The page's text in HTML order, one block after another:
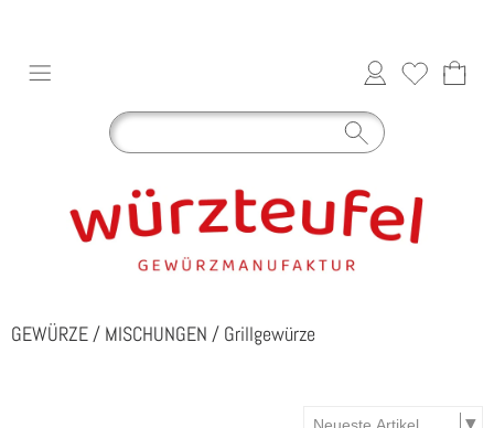
GEWÜRZE / MISCHUNGEN / Grillgewürze